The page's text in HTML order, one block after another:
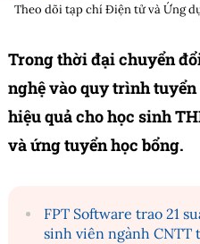
Theo dõi tạp chíĐiện tử và Ứng
Trong thời đại chuyển
nghệ vào quy trình
hiệu quả cho học sinh
và ứng tuyển học bổng.
FPT Software trao 21
sinh viên ngành CNTT